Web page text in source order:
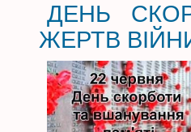
ДЕНЬ
ЖЕРТВ